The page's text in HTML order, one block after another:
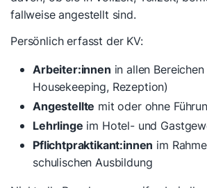
fallweise angestellt sind.
Persönlich erfasst der KV:
Arbeiter:innen in allen
Housekeeping, Rezeption)
Angestellte mit oder ohne
Lehrlinge im Hotel- und
Pflichtpraktikant:innen im
schulischen Ausbildung